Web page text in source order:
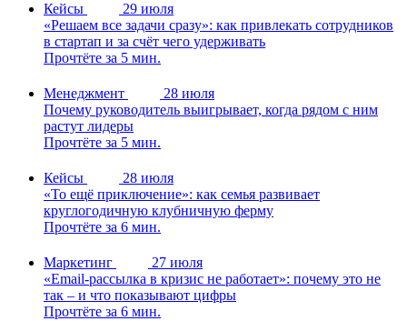
Кейсы
29 июля
«Решаем все задачи сразу»: как привлекать сотрудников
в стартап и за счёт чего удерживать
Прочтёте за 5 мин.
Менеджмент
28 июля
Почему руководитель выигрывает, когда рядом с ним
растут лидеры
Прочтёте за 5 мин.
Кейсы
28 июля
«То ещё приключение»: как семья развивает
круглогодичную клубничную ферму
Прочтёте за 6 мин.
Маркетинг
27 июля
«Email-рассылка в кризис не работает»: почему это не
так – и что показывают цифры
Прочтёте за 6 мин.